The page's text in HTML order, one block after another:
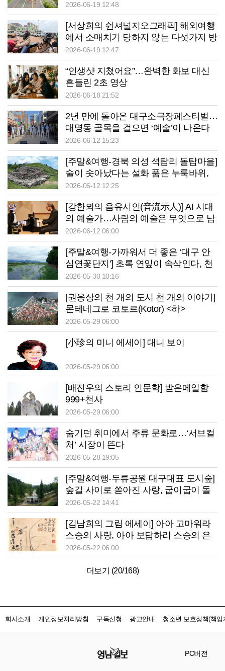
2026-06-19 12:48
[서상희의 쉰셔널지오그래픽] 해외여행
에서 소매치기 당하지 않는 다섯가지 방
법
2026-06-19 12:47
“인생샷 지쳤어요”…완벽한 화보 대신
흔들린 2초 영상
2026-06-18 21:52
2년 만에 돌아온 대구소극장페스티벌…
대명동 골목을 걸으면 ‘예술’이 나온다
2026-06-12 15:23
[주말&여행-경북 의성 석탑리 돌탑마을]
술이 솟아났다는 설화 품은 누룩바위,
이름은 술꾼이 지었을까
2026-06-12 12:25
[강한뫼의 음유시인(音流示人)] AI 시대
의 예술가…사람의 예술은 무엇으로 남
는가
2026-06-12 06:00
[주말&여행-가까워서 더 좋은 ‘대구 안
심연꽃단지’] 초록 연잎이 속삭인다, 천
천히 걸으라고…
2026-05-30 10:16
[권응상의 천 개의 도시 천 개의 이야기]
몬테네그로 코토르(Kotor) <하>
2026-05-29 06:00
[小珍의 미니 에세이] 대니 보이
2026-05-29 06:00
[배진우의 스토리 인문학] 받은메일함
999+천사
2026-05-29 06:00
숨기던 취미에서 주류 문화로…‘서브컬
처’ 시장이 뜬다
2026-05-28 19:05
[주말&여행-두류공원 대구대표 도시숲]
숲길 사이로 쏟아진 사랑, 굽이굽이 돌
아와 성당못에 머물다
2026-05-22 14:41
[김남희의 그림 에세이] 아아 고마워라
스승의 사랑, 아아 보답하리 스승의 은
혜
2026-05-22 06:00
더보기 (20/168)
회사소개 개인정보처리방침 구독신청 광고안내 청소년 보호정책(책임
PC버전